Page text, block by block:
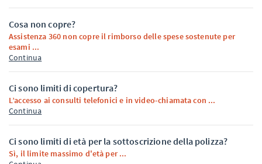
Cosa non copre?
Assistenza 360 non copre il rimborso delle spese sostenute per
esami ...
Continua
Ci sono limiti di copertura?
L’accesso ai consulti telefonici e in video-chiamata con ...
Continua
Ci sono limiti di età per la sottoscrizione della polizza?
Sì, il limite massimo d'età per ...